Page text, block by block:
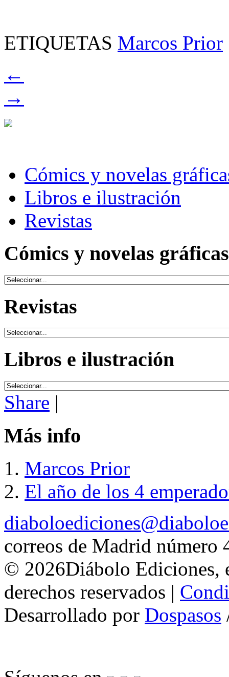
ETIQUETAS Marcos Prior
←
→
Cómics y novelas
Libros e ilustración
Revistas
Cómics y novelas gráficas
Revistas
Libros e ilustración
Share |
Más info
Marcos Prior
El año de los 4
correos de Madrid número
© 2026Diábolo Ediciones,
derechos reservados |
Desarrollado por Dospasos